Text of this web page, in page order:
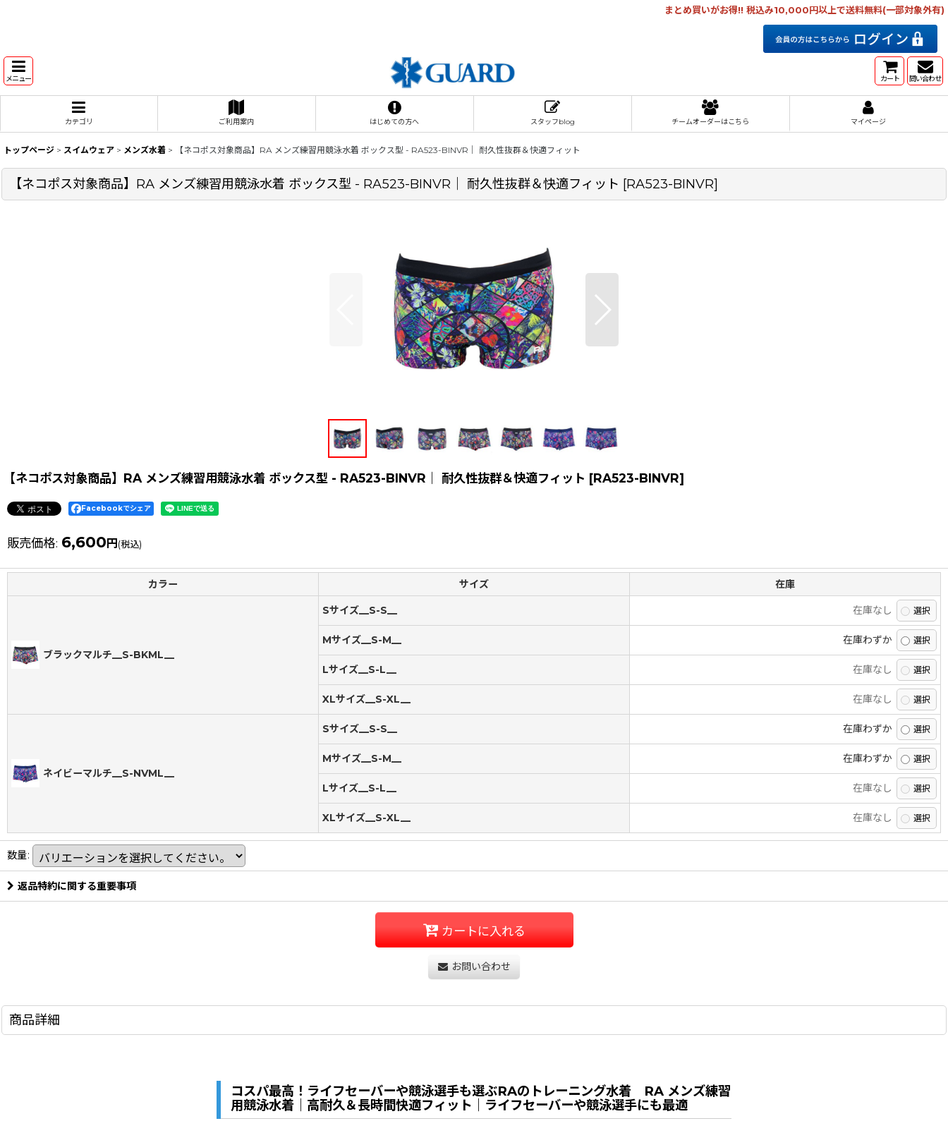
まとめ買いがお得!! 税込み10,000円以上で送料無料(一部対象外有)
メニュー カート 問い合わせ
カテゴリ ご利用案内 はじめての方へ スタッフblog チームオーダーはこちら マイページ
トップページ > スイムウェア > メンズ水着 > 【ネコポス対象商品】RA メンズ練習用競泳水着 ボックス型 - RA523-BINVR｜ 耐久性抜群＆快適フィット
【ネコポス対象商品】RA メンズ練習用競泳水着 ボックス型 - RA523-BINVR｜ 耐久性抜群＆快適フィット [RA523-BINVR]
【ネコポス対象商品】RA メンズ練習用競泳水着 ボックス型 - RA523-BINVR｜ 耐久性抜群＆快適フィット [RA523-BINVR]
Facebookでシェア
販売価格: 6,600 円 (税込)
カラー サイズ 在庫
ブラックマルチ__S-BKML__
Sサイズ__S-S__ 在庫なし
Mサイズ__S-M__ 在庫わずか
Lサイズ__S-L__ 在庫なし
XLサイズ__S-XL__ 在庫なし
ネイビーマルチ__S-NVML__
Sサイズ__S-S__ 在庫わずか
Mサイズ__S-M__ 在庫わずか
Lサイズ__S-L__ 在庫なし
XLサイズ__S-XL__ 在庫なし
数量:
返品特約に関する重要事項
カートに入れる
お問い合わせ
商品詳細
コスパ最高！ライフセーバーや競泳選手も選ぶRAのトレーニング水着 RA メンズ練習
用競泳水着｜高耐久＆長時間快適フィット｜ライフセーバーや競泳選手にも最適